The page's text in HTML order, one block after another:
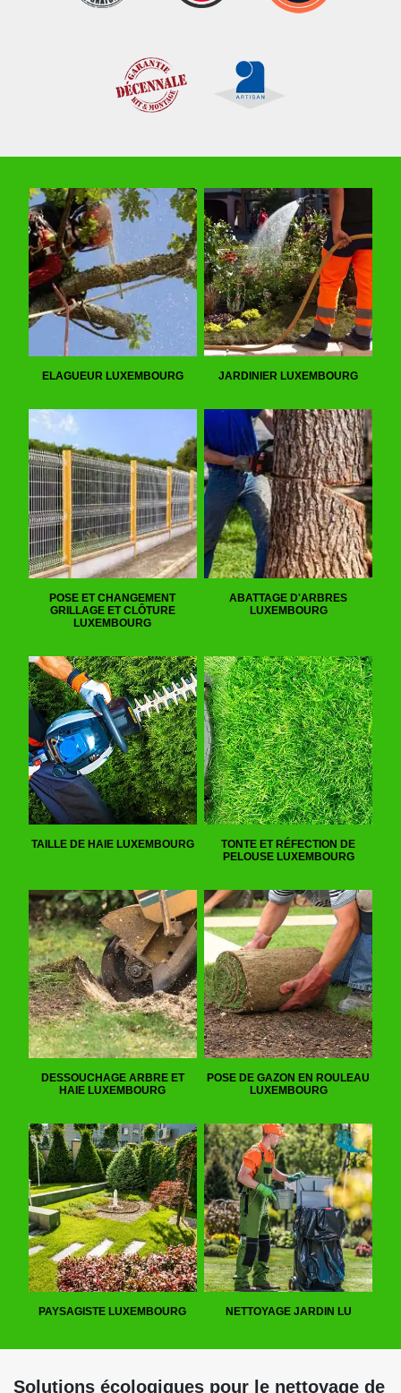
ELAGUEUR LUXEMBOURG JARDINIER LUXEMBOURG
POSE ET CHANGEMENT
GRILLAGE ET CLÔTURE
LUXEMBOURG
ABATTAGE D'ARBRES
LUXEMBOURG
TAILLE DE HAIE LUXEMBOURG
TONTE ET RÉFECTION DE
PELOUSE LUXEMBOURG
DESSOUCHAGE ARBRE ET
HAIE LUXEMBOURG
POSE DE GAZON EN ROULEAU
LUXEMBOURG
PAYSAGISTE LUXEMBOURG NETTOYAGE JARDIN LU
Solutions écologiques pour le nettoyage de